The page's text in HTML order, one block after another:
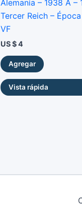
Alemania – 1938 A –
Tercer Reich –
VF
US $4
Agregar
Vista rápida